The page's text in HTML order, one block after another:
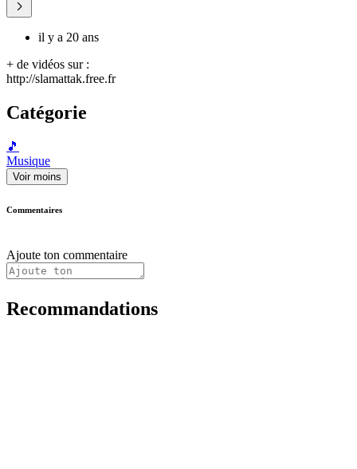
il y a 20 ans
+ de vidéos sur :
http://slamattak.free.fr
Catégorie
🎵
Musique
Voir moins
Commentaires
Ajoute ton commentaire
Recommandations